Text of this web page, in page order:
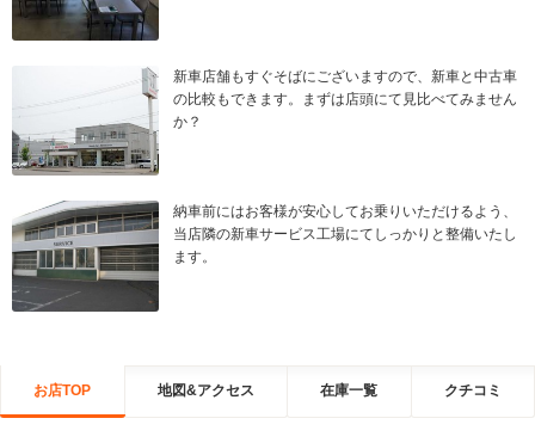
新車店舗もすぐそばにございますので、新車と中古車
の比較もできます。まずは店頭にて見比べてみません
か？
納車前にはお客様が安心してお乗りいただけるよう、
当店隣の新車サービス工場にてしっかりと整備いたし
ます。
お店TOP 地図&アクセス 在庫一覧 クチコミ